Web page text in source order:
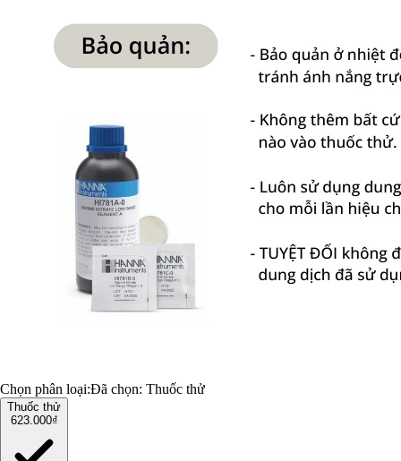
Chọn phân loại:Đã chọn: Thuốc thử
Thuốc thử
623.000₫